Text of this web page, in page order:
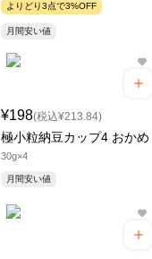
よりどり3点で3%OFF
月間安い値
¥198(税込¥213.84)
極小粒納豆カップ4 おかめ
30g×4
月間安い値